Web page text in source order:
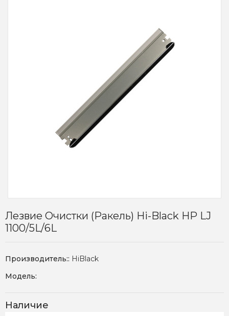
Лезвие Очистки (ракель) Hi-Black HP LJ
1100/5L/6L
Производитель:: HiBlack
Модель:
Наличие